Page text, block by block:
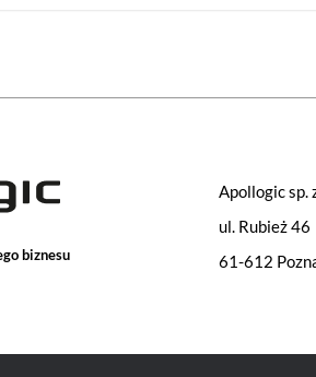
biznesu
Apollogic sp.
ul. Rubież 46
61-612